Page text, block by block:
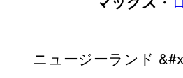
ニュージーランド